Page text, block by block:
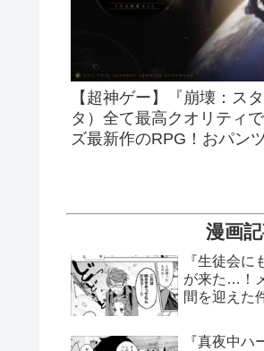
【超神ゲー】『崩壊：ス
タ）全て最高クオリティ
ズ最新作のRPG！おパン
漫画
『生徒会に
が来た…！
間を迎えた
『真夜中ハ